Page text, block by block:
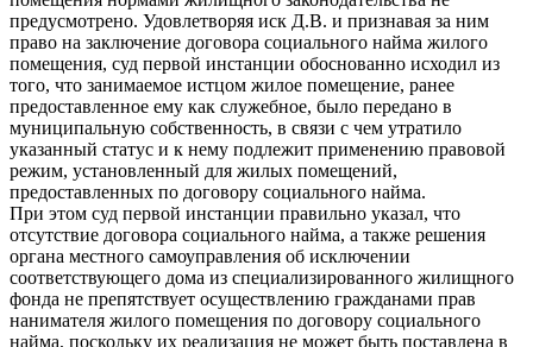
предусмотрено. Удовлетворяя иск Д.В. и признавая за ним
право на заключение договора социального найма жилого
помещения, суд первой инстанции обоснованно исходил из
того, что занимаемое истцом жилое помещение, ранее
предоставленное ему как служебное, было передано в
муниципальную собственность, в связи с чем утратило
указанный статус и к нему подлежит применению правовой
режим, установленный для жилых помещений,
предоставленных по договору социального найма.
При этом суд первой инстанции правильно указал, что
отсутствие договора социального найма, а также решения
органа местного самоуправления об исключении
соответствующего дома из специализированного жилищного
фонда не препятствует осуществлению гражданами прав
нанимателя жилого помещения по договору социального
найма, поскольку их реализация не может быть поставлена в